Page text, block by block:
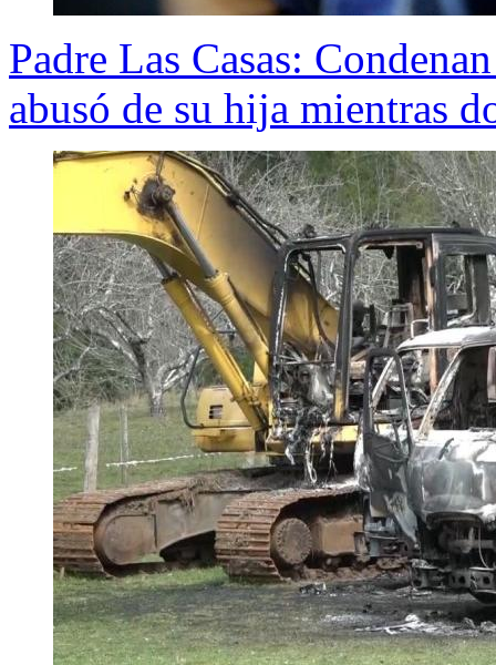
Padre Las Casas:
abusó de su hija mientras